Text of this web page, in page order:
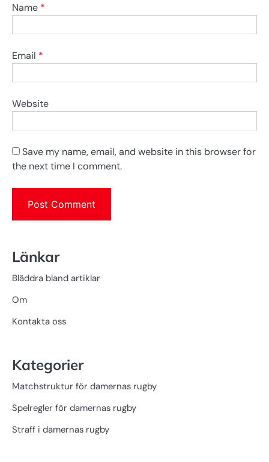
Name *
Email *
Website
Save my name, email, and website in this browser for
the next time I comment.
Länkar
Bläddra bland artiklar
Om
Kontakta oss
Kategorier
Matchstruktur för damernas rugby
Spelregler för damernas rugby
Straff i damernas rugby